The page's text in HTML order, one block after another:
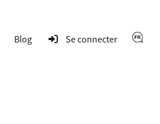
Blog Se connecter